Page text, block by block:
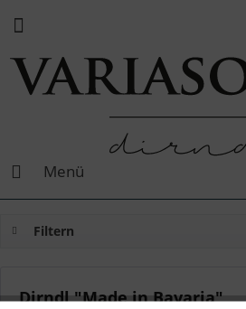
Menü
Filtern
Dirndl "Made in Bavaria"